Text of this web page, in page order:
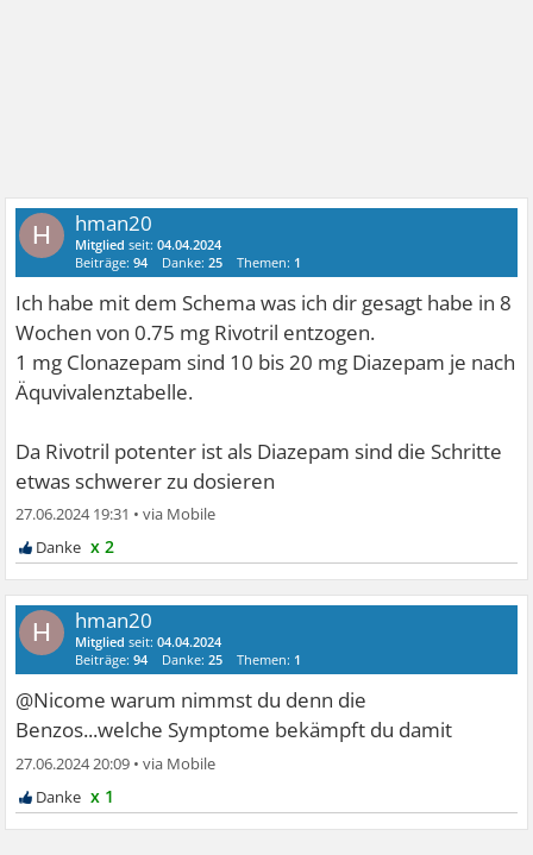
H hman20
Mitglied seit:04.04.2024
Beiträge:94 Danke:25 Themen: 1
Ich habe mit dem Schema was ich dir gesagt habe in 8
Wochen von 0.75 mg Rivotril entzogen.
1 mg Clonazepam sind 10 bis 20 mg Diazepam je nach
Äquvivalenztabelle.
Da Rivotril potenter ist als Diazepam sind die Schritte
etwas schwerer zu dosieren
27.06.2024 19:31 •
x 2
H hman20
Mitglied seit:04.04.2024
Beiträge:94 Danke:25 Themen: 1
@Nicome warum nimmst du denn die
Benzos...welche Symptome bekämpft du damit
27.06.2024 20:09 •
x 1